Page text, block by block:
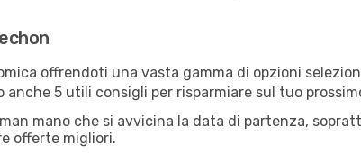
offrendoti una vasta gamma di opzioni
5 utili consigli per risparmiare sul tuo
mano che si avvicina la data di partenza,
offerte migliori.